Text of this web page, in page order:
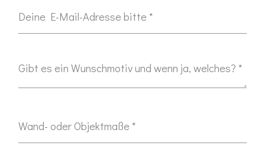
Deine E-Mail-Adresse bitte *
Gibt es ein Wunschmotiv und wenn ja, welches? *
Wand- oder Objektmaße *